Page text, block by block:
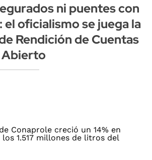
ni puentes con
el oficialismo se juega la
Rendición de Cuentas
Abierto